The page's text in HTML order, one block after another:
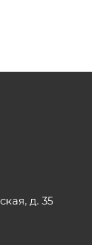
д. 35